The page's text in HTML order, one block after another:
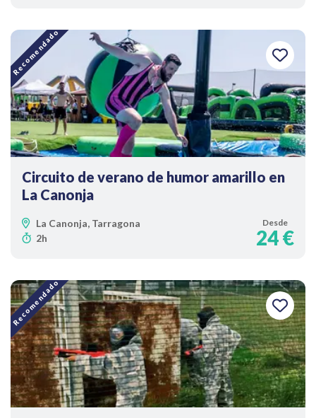
Recomendado
Circuito de verano de humor amarillo en
La Canonja
La Canonja, Tarragona
2h
Desde
24 €
Recomendado